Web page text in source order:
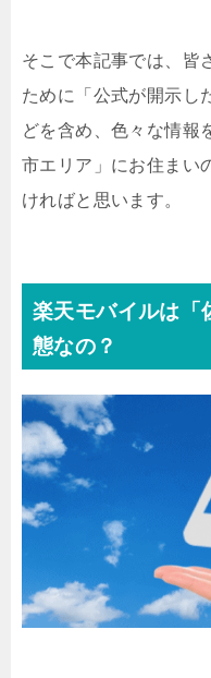
そこで本記事では、皆
ために「公式が開示し
どを含め、色々な情報
市エリア」にお住まい
ければと思います。
楽天モバイルは「
態なの？